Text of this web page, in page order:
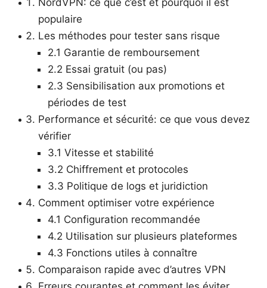
NordVPN: ce que c’est et pourquoi il est
populaire
Les méthodes pour tester sans risque
2.1 Garantie de remboursement
2.2 Essai gratuit (ou pas)
2.3 Sensibilisation aux promotions et
périodes de test
Performance et sécurité: ce que vous devez
vérifier
3.1 Vitesse et stabilité
3.2 Chiffrement et protocoles
3.3 Politique de logs et juridiction
Comment optimiser votre expérience
4.1 Configuration recommandée
4.2 Utilisation sur plusieurs plateformes
4.3 Fonctions utiles à connaître
Comparaison rapide avec d’autres VPN